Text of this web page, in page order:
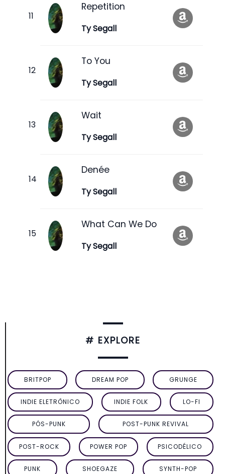
Repetition
Ty Segall
To You
Ty Segall
Wait
Ty Segall
Denée
Ty Segall
What Can We Do
Ty Segall
# EXPLORE
BRITPOP DREAM POP GRUNGE
INDIE ELETRÔNICO INDIE FOLK LO-FI
PÓS-PUNK POST-PUNK REVIVAL
POST-ROCK POWER POP PSICODÉLICO
PUNK SHOEGAZE SYNTH-POP